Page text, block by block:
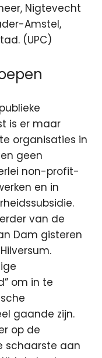
Nigtevecht
Amstel,
(UPC)
is er maar
organisaties in
geen
non-profit-
en in
van de
Dam gisteren
om in te
gaande zijn.
op de
schaarste aan